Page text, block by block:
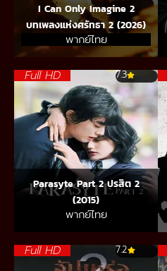
I Can Only Imagine 2
บทเพลงแห่งศรัทธา 2 (2026)
พากย์ไทย
Full HD 7.3
Parasyte Part 2 ปรสิต 2
(2015)
พากย์ไทย
Full HD 7.2